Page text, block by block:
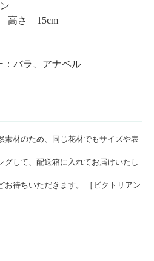
高さ 15cm
：バラ、アナベル
素材のため、同じ花材でもサイズや表
グして、配送箱に入れてお届けいたし
お待ちいただきます。 ［ビクトリアン